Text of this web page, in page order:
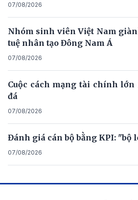
07/08/2026
Nhóm sinh viên Việt Nam
tuệ nhân tạo Đông Nam Á
07/08/2026
Cuộc cách mạng tài chính
đá
07/08/2026
Đánh giá cán bộ bằng KPI: "bộ
07/08/2026